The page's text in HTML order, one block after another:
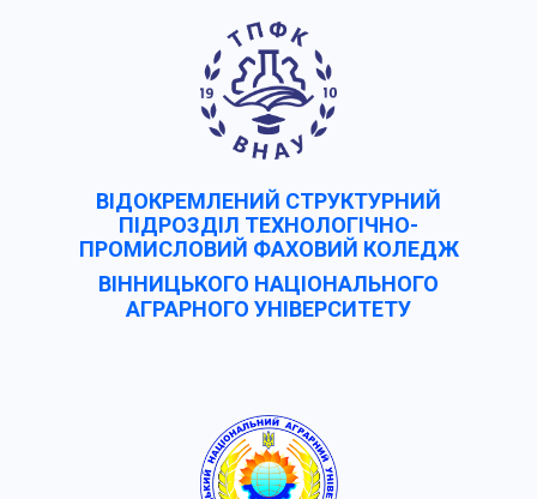
ВІДОКРЕМЛЕНИЙ СТРУКТУРНИЙ
ПІДРОЗДІЛ ТЕХНОЛОГІЧНО-
ПРОМИСЛОВИЙ ФАХОВИЙ КОЛЕДЖ
ВІННИЦЬКОГО НАЦІОНАЛЬНОГО
АГРАРНОГО УНІВЕРCИТЕТУ